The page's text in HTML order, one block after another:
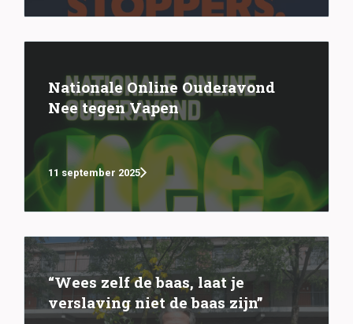
Nationale Online Ouderavond
Nee tegen Vapen
11 september 2025
“Wees zelf de baas, laat je
verslaving niet de baas zijn”